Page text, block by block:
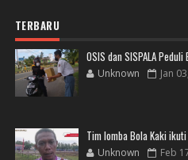
TERBARU
OSIS dan SISPALA
Unknown Jan
Tim lomba Bola Kaki
Unknown Feb